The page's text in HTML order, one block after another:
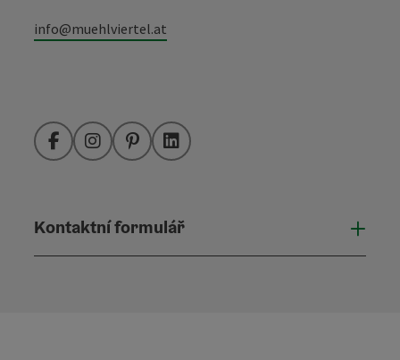
info@muehlviertel.at
FacebookInstagramPinterestLinkedIn
Kontaktní formulář